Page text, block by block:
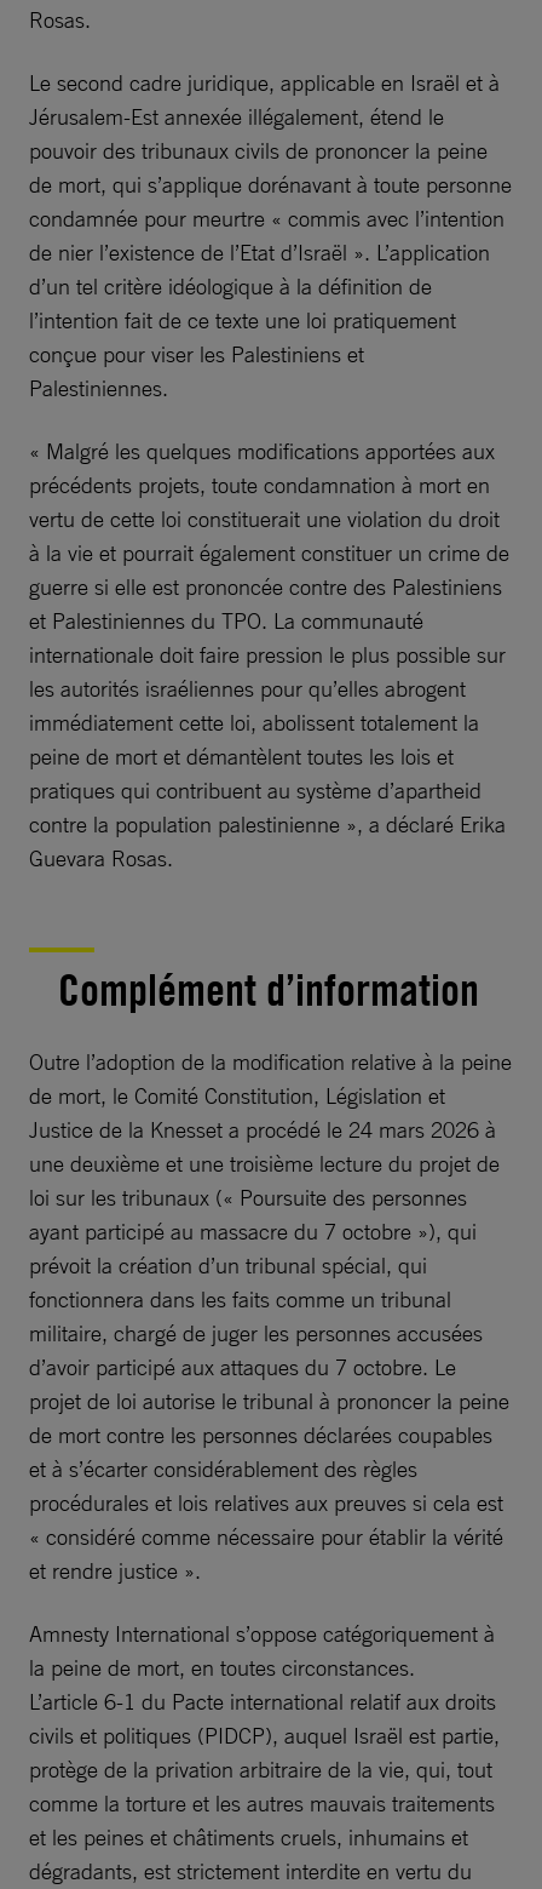
Rosas.
Le second cadre juridique, applicable en Israël et à
Jérusalem-Est annexée illégalement, étend le
pouvoir des tribunaux civils de prononcer la peine
de mort, qui s’applique dorénavant à toute personne
condamnée pour meurtre « commis avec l’intention
de nier l’existence de l’Etat d’Israël ». L’application
d’un tel critère idéologique à la définition de
l’intention fait de ce texte une loi pratiquement
conçue pour viser les Palestiniens et
Palestiniennes.
« Malgré les quelques modifications apportées aux
précédents projets, toute condamnation à mort en
vertu de cette loi constituerait une violation du droit
à la vie et pourrait également constituer un crime de
guerre si elle est prononcée contre des Palestiniens
et Palestiniennes du TPO. La communauté
internationale doit faire pression le plus possible sur
les autorités israéliennes pour qu’elles abrogent
immédiatement cette loi, abolissent totalement la
peine de mort et démantèlent toutes les lois et
pratiques qui contribuent au système d’apartheid
contre la population palestinienne », a déclaré Erika
Guevara Rosas.
Complément d’information
Outre l’adoption de la modification relative à la peine
de mort, le Comité Constitution, Législation et
Justice de la Knesset a procédé le 24 mars 2026 à
une deuxième et une troisième lecture du projet de
loi sur les tribunaux (« Poursuite des personnes
ayant participé au massacre du 7 octobre »), qui
prévoit la création d’un tribunal spécial, qui
fonctionnera dans les faits comme un tribunal
militaire, chargé de juger les personnes accusées
d’avoir participé aux attaques du 7 octobre. Le
projet de loi autorise le tribunal à prononcer la peine
de mort contre les personnes déclarées coupables
et à s’écarter considérablement des règles
procédurales et lois relatives aux preuves si cela est
« considéré comme nécessaire pour établir la vérité
et rendre justice ».
Amnesty International s’oppose catégoriquement à
la peine de mort, en toutes circonstances.
L’article 6-1 du Pacte international relatif aux droits
civils et politiques (PIDCP), auquel Israël est partie,
protège de la privation arbitraire de la vie, qui, tout
comme la torture et les autres mauvais traitements
et les peines et châtiments cruels, inhumains et
dégradants, est strictement interdite en vertu du